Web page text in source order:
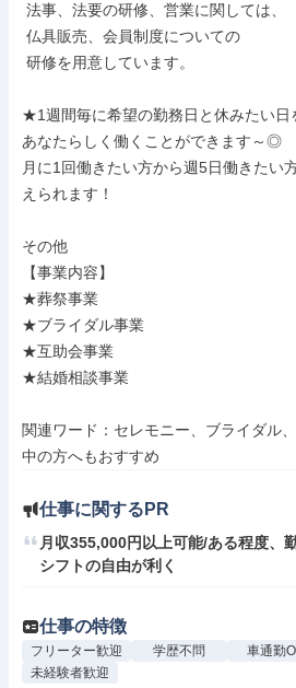
★1週間毎に希望の勤務日と休みたい日
あなたらしく働くことができます～◎
月に1回働きたい方から週5日働きたい
えられます！
その他
【事業内容】
★葬祭事業
★ブライダル事業
★互助会事業
★結婚相談事業
関連ワード：セレモニー、ブライダル
中の方へもおすすめ
仕事に関するPR
月収355,000円以上可能/ある程度、
シフトの自由が利く
仕事の特徴
フリーター歓迎 学歴不問 車通勤
未経験者歓迎